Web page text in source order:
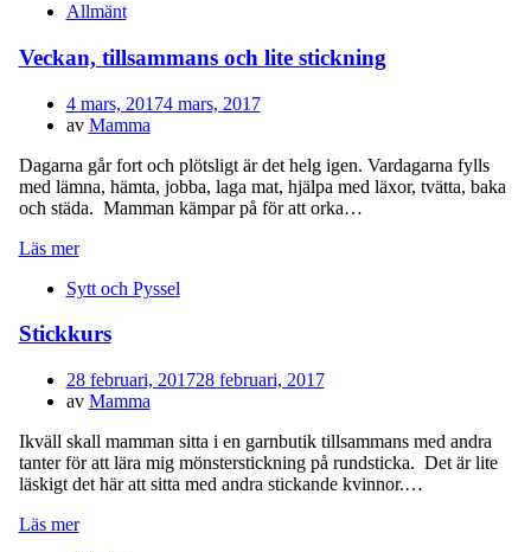
Allmänt
Veckan, tillsammans och lite stickning
Publicerad
den
4 mars, 20174 mars, 2017
av Mamma
Dagarna går fort och plötsligt är det helg igen. Vardagarna fylls
med lämna, hämta, jobba, laga mat, hjälpa med läxor, tvätta, baka
och städa. Mamman kämpar på för att orka…
Läs mer
Sytt och Pyssel
Stickkurs
Publicerad
den
28 februari, 201728 februari, 2017
av Mamma
Ikväll skall mamman sitta i en garnbutik tillsammans med andra
tanter för att lära mig mönsterstickning på rundsticka. Det är lite
läskigt det här att sitta med andra stickande kvinnor.…
Läs mer